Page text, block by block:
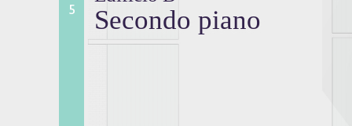
Secondo piano
5